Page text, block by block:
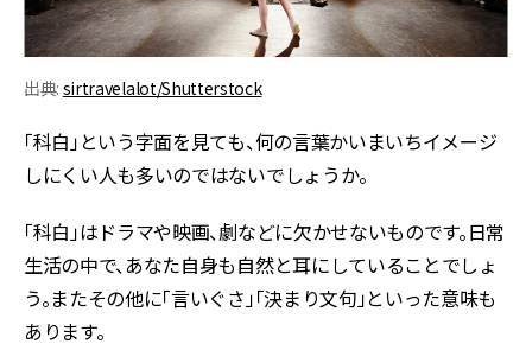
出典: sirtravelalot/Shutterstock
「科白」という字面を見ても、何の言葉かいまいちイメージ
しにくい人も多いのではないでしょうか。
「科白」はドラマや映画、劇などに欠かせないものです。日常
生活の中で、あなた自身も自然と耳にしていることでしょ
う。またその他に「言いぐさ」「決まり文句」といった意味も
あります。